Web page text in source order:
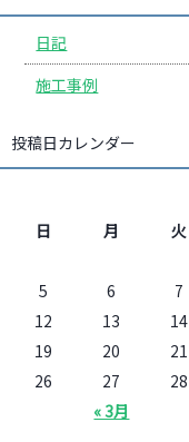
日記
施工事例
投稿日カレンダー
日
月 火
« 3月
5
6 7
12
13 14
19
20 21
26
27 28